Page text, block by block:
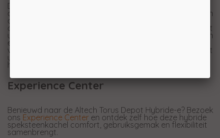
De onderzijde van het depotgedeelte wordt stijlvol
afgesloten met extra . Via een thermostaat en
app heeft u de Torus Depot Hybride-e altijd onder
controle, ook wanneer u nog onderweg bent. Zo bepaalt
u zelf wanneer de kachel warmte afgeeft en geniet u van
extra gebruiksgemak. De hybride oplossing wordt
voorgemonteerd en direct gebruiksklaar geleverd, zodat
u meteen kunt profiteren van de mogelijkheden van
hybride verwarmen.
Experience Center
Benieuwd naar de Altech Torus Depot Hybride-e? Bezoek
ons Experience Center en ontdek zelf hoe deze hybride
speksteenkachel comfort, gebruiksgemak en flexibiliteit
samenbrengt.